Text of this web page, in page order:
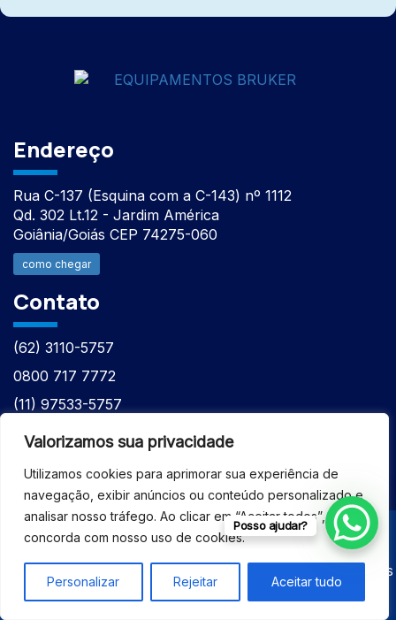
Valorizamos sua privacidade
Utilizamos cookies para aprimorar sua experiência de
navegação, exibir anúncios ou conteúdo personalizado e
analisar nosso tráfego. Ao clicar em “Aceitar todos”, você
concorda com nosso uso de cookies.
Personalizar Rejeitar Aceitar tudo
Endereço
Rua C-137 (Esquina com a C-143) nº 1112
Qd. 302 Lt.12 - Jardim América
Goiânia/Goiás CEP 74275-060
como chegar
Contato
(62) 3110-5757
0800 717 7772
(11) 97533-5757
(62) 98610-7777
© 2026 - ASSISTÊNCIA TÉCNICA ESPECIALIZADA
EQUIPAMENTOS BRUKER - Todos os direitos reservados
Posso ajudar?